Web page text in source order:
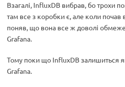
Взагалі, InfluxDB вибрав, бо трохи
там все з коробки є, але коли
поняв, що вона все ж доволі
Grafana.
Тому поки що InfluxDB залишиться
Grafana.